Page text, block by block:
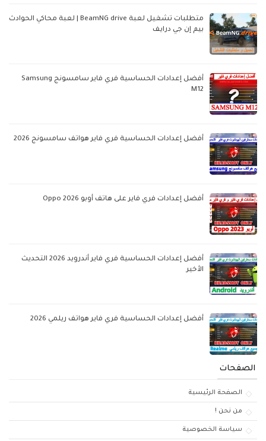
متطلبات تشغيل لعبة BeamNG drive | لعبة محاكي الحوادث
بيم إن جي درايف
أفضل إعدادات الحساسية فري فاير سامسونج Samsung
M12
أفضل إعدادات الحساسية فري فاير هواتف سامسونج 2026
أفضل إعدادات فري فاير على هاتف أوبو Oppo 2026
أفضل إعدادات الحساسية فري فاير أندرويد 2026 التحديث
الأخير
أفضل إعدادات الحساسية فري فاير هواتف ريلمي 2026
الصفحات
الصفحة الرئيسية
من نحن !
سياسة الخصوصية